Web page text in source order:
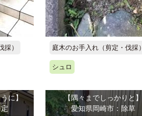
採） 庭木のお手入れ（剪定・伐採）
シュロ
に】
【隅々までしっかりと】
愛知県岡崎市：除草